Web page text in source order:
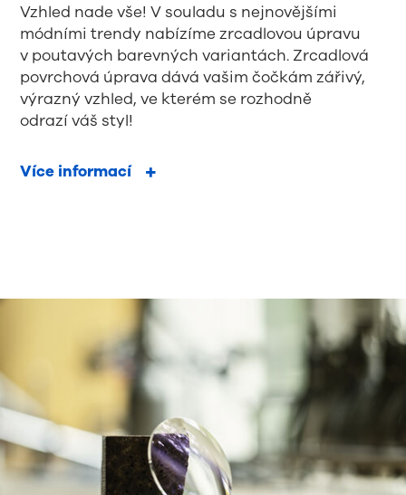
Vzhled nade vše! V souladu s nejnovějšími
módními trendy nabízíme zrcadlovou úpravu
v poutavých barevných variantách. Zrcadlová
povrchová úprava dává vašim čočkám zářivý,
výrazný vzhled, ve kterém se rozhodně
odrazí váš styl!
Více informací